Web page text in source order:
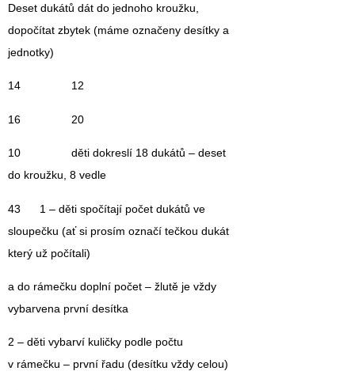
Deset dukátů dát do jednoho kroužku,
dopočítat zbytek (máme označeny desítky a
jednotky)
14 12
16 20
10 děti dokreslí 18 dukátů – deset
do kroužku, 8 vedle
43 1 – děti spočítají počet dukátů ve
sloupečku (ať si prosím označí tečkou dukát
který už počítali)
a do rámečku doplní počet – žlutě je vždy
vybarvena první desítka
2 – děti vybarví kuličky podle počtu
v rámečku – první řadu (desítku vždy celou)